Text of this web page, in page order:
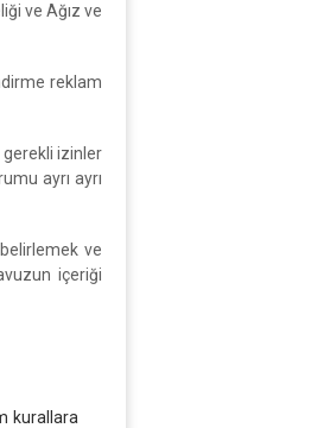
ve Ağız ve
reklam
gerekli izinler
ayrı ayrı
ve
içeriği
kurallara